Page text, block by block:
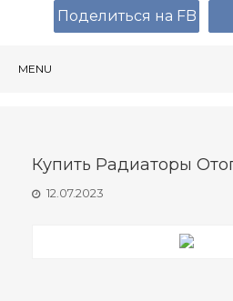
MENU
Купить Радиаторы
12.07.2023
Поделиться на FB